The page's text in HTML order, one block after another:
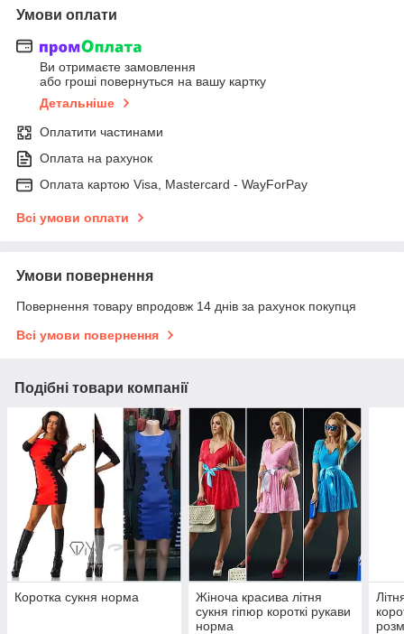
Умови оплати
Ви отримаєте замовлення
або гроші повернуться на вашу картку
Детальніше
Оплатити частинами
Оплата на рахунок
Оплата картою Visa, Mastercard - WayForPay
Всі умови оплати
Умови повернення
Повернення товару впродовж 14 днів за рахунок покупця
Всі умови повернення
Подібні товари компанії
Коротка сукня норма
Жіноча красива літня
сукня гіпюр короткі рукави
норма